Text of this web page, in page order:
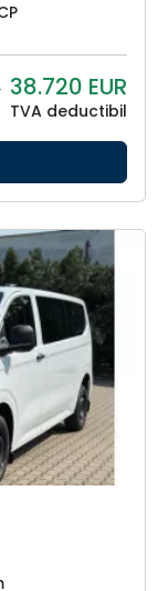
38.720 EUR
TVA deductibil